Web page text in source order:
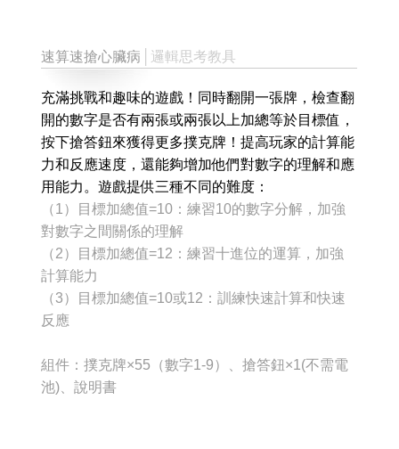
速算速搶心臟病 │邏輯思考教具
充滿挑戰和趣味的遊戲！同時翻開一張牌，檢查翻
開的數字是否有兩張或兩張以上加總等於目標值，
按下搶答鈕來獲得更多撲克牌！提高玩家的計算能
力和反應速度，還能夠增加他們對數字的理解和應
用能力。遊戲提供三種不同的難度：
（1）目標加總值=10：練習10的數字分解，加強
對數字之間關係的理解
（2）目標加總值=12：練習十進位的運算，加強
計算能力
（3）目標加總值=10或12：訓練快速計算和快速
反應
組件：撲克牌×55（數字1-9）、搶答鈕×1(不需電
池)、說明書